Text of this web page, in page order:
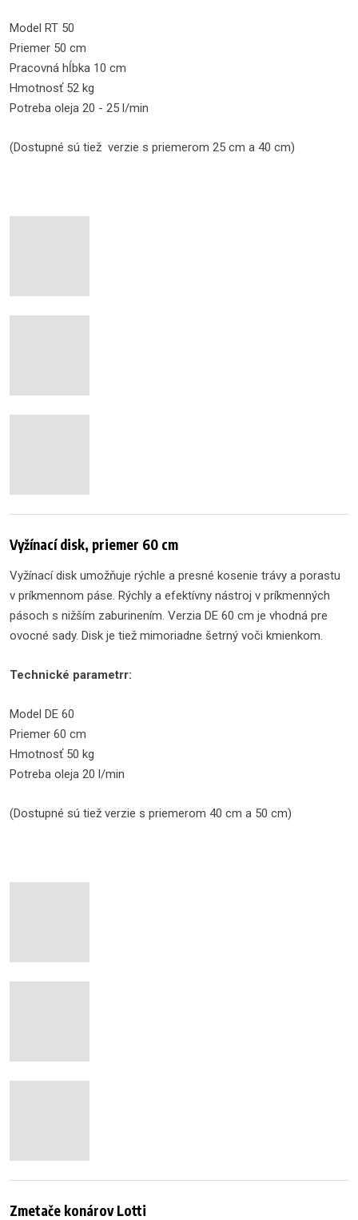
Model RT 50
Priemer 50 cm
Pracovná hĺbka 10 cm
Hmotnosť 52 kg
Potreba oleja 20 - 25 l/min
(Dostupné sú tiež verzie s priemerom 25 cm a 40 cm)
Vyžínací disk, priemer 60 cm
Vyžínací disk umožňuje rýchle a presné kosenie trávy a porastu
v príkmennom páse. Rýchly a efektívny nástroj v príkmenných
pásoch s nižším zaburinením. Verzia DE 60 cm je vhodná pre
ovocné sady. Disk je tiež mimoriadne šetrný voči kmienkom.
Technické parametrr:
Model DE 60
Priemer 60 cm
Hmotnosť 50 kg
Potreba oleja 20 l/min
(Dostupné sú tiež verzie s priemerom 40 cm a 50 cm)
Zmetače konárov Lotti